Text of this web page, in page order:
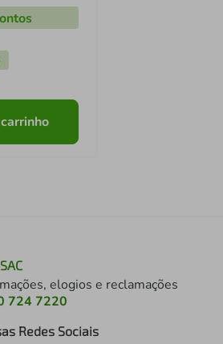
SAC
elogios e reclamações
724 7220
Redes Sociais